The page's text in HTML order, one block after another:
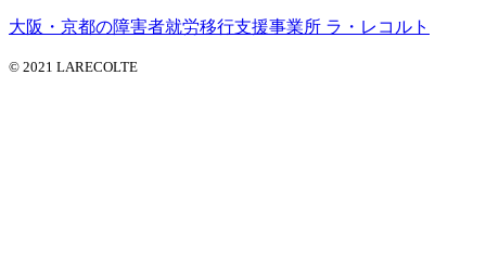
大阪・京都の障害者就労移行支援事業所 ラ・レコルト
© 2021 LARECOLTE